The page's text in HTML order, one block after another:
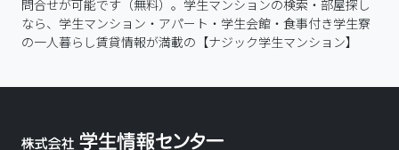
問合せが可能です（無料）。学生マンションの検索・部屋探し
なら、学生マンション・アパート・学生会館・食事付き学生寮
の一人暮らし賃貸情報が満載の【ナジック学生マンション】